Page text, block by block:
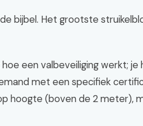
bijbel. Het grootste
een valbeveiliging werkt; je
met een specifiek
hoogte (boven de 2 meter),